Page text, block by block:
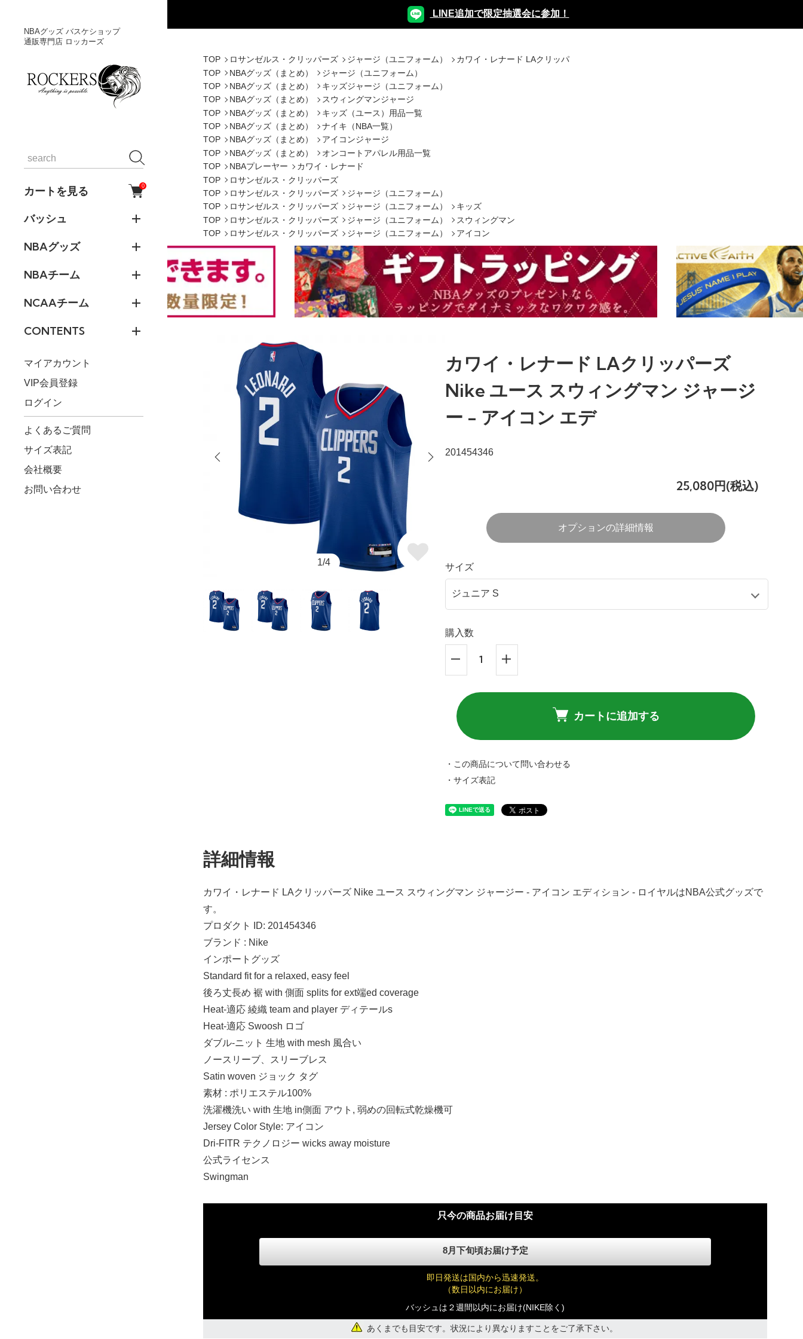
NBAグッズ バスケショップ
通販専門店 ロッカーズ
カートを見る 0
バッシュ
NBAグッズ
NBAチーム
NCAAチーム
CONTENTS
マイアカウント
VIP会員登録
ログイン
よくあるご質問
サイズ表記
会社概要
お問い合わせ
LINE追加で限定抽選会に参加！
TOP ロサンゼルス・クリッパーズ ジャージ（ユニフォーム）
カワイ・レナード LAクリッパ
TOP
NBAグッズ（まとめ）
ジャージ（ユニフォーム）
TOP
NBAグッズ（まとめ）
キッズジャージ（ユニフォーム）
TOP
NBAグッズ（まとめ）
スウィングマンジャージ
TOP
NBAグッズ（まとめ）
キッズ（ユース）用品一覧
TOP
NBAグッズ（まとめ）
ナイキ（NBA一覧）
TOP
NBAグッズ（まとめ）
アイコンジャージ
TOP
NBAグッズ（まとめ）
オンコートアパレル用品一覧
TOP
NBAプレーヤー
カワイ・レナード
TOP
ロサンゼルス・クリッパーズ
TOP
ロサンゼルス・クリッパーズ
ジャージ（ユニフォーム）
TOP
ロサンゼルス・クリッパーズ ジャージ（ユニフォーム）
キッズ
TOP
ロサンゼルス・クリッパーズ ジャージ（ユニフォーム）
スウィングマン
TOP
ロサンゼルス・クリッパーズ ジャージ（ユニフォーム） アイコン
1/4
カワイ・レナード LAクリッパーズ
Nike ユース スウィングマン ジャージ
ー - アイコン エデ
201454346
25,080円(税込)
オプションの詳細情報
サイズ
購入数
カートに追加する
・この商品について問い合わせる
・サイズ表記
詳細情報
カワイ・レナード LAクリッパーズ Nike ユース スウィングマン ジャージー - アイコン エディション - ロイヤルはNBA公式グッズで
す。
プロダクト ID: 201454346
ブランド : Nike
インポートグッズ
Standard fit for a relaxed, easy feel
後ろ丈長め 裾 with 側面 splits for ext端ed coverage
Heat-適応 綾織 team and player ディテールs
Heat-適応 Swoosh ロゴ
ダブル-ニット 生地 with mesh 風合い
ノースリーブ、スリーブレス
Satin woven ジョック タグ
素材 : ポリエステル100%
洗濯機洗い with 生地 in側面 アウト, 弱めの回転式乾燥機可
Jersey Color Style: アイコン
Dri-FITR テクノロジー wicks away moisture
公式ライセンス
Swingman
只今の商品お届け目安
8月下旬頃お届け予定
即日発送は国内から迅速発送。
（数日以内にお届け）
バッシュは２週間以内にお届け(NIKE除く)
あくまでも目安です。状況により異なりますことをご了承下さい。
ジュニア S
25,080円(税込)
ジュニア M
25,080円(税込)